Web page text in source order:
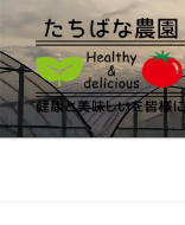
ン
テ
ン
ツ